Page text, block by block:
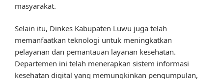
masyarakat.
Selain itu, Dinkes Kabupaten Luwu juga telah
memanfaatkan teknologi untuk meningkatkan
pelayanan dan pemantauan layanan kesehatan.
Departemen ini telah menerapkan sistem informasi
kesehatan digital yang memungkinkan pengumpulan,